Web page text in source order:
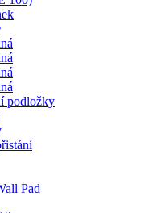
podložky
Pad